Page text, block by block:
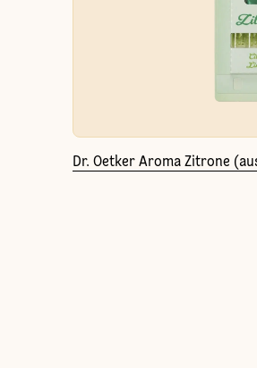
Dr. Oetker Aroma Zitrone